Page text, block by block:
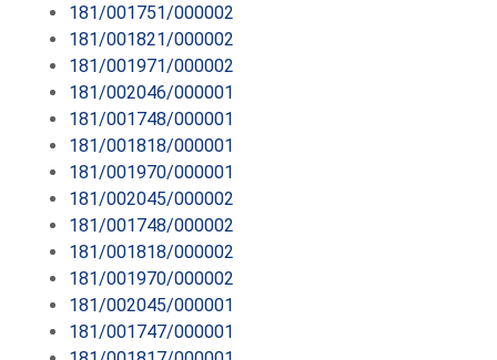
181/001751/000002
181/001821/000002
181/001971/000002
181/002046/000001
181/001748/000001
181/001818/000001
181/001970/000001
181/002045/000002
181/001748/000002
181/001818/000002
181/001970/000002
181/002045/000001
181/001747/000001